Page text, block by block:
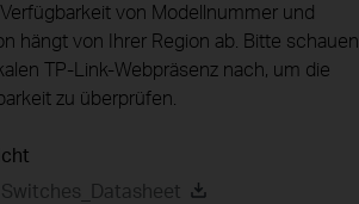
von Modellnummer und
hängt von Ihrer Region ab. Bitte schauen
TP-Link-Webpräsenz nach, um die
zu überprüfen.
Switches_Datasheet